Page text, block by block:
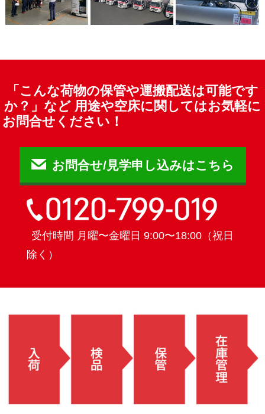
「こんな荷物の保管や運搬配送は可能です
か？」など 用途や空床に関してはお気軽に
お問合せください！
お問合せ/見学申し込みはこちら
受付時間 月曜〜金曜日 9:00〜18:00（祝日
除く）